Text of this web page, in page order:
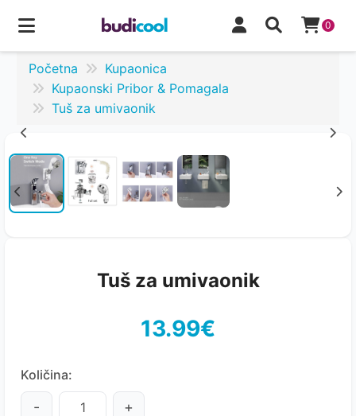
0
Početna
Kupaonica
Kupaonski Pribor & Pomagala
Tuš za umivaonik
Tuš za umivaonik
13.99€
Količina:
- +